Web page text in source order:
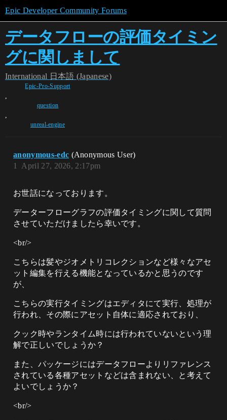
Epic Developer Community Forums
データフローの評価タイミン
グに関しまして
International 日本語 (Japanese)
Epic-Pro-Support
,
question
,
unreal-engine
anonymous-edc (Anonymous User)
April 27, 2026, 2:17pm
1
お世話になっております。
データーフローグラフの評価タイミングに関して質問
させていただけましたら幸いです。
<br/>
こちらは髪やジオメトリコレクションなど様々なアセ
ット編集を行える機能となっているかと思うのです
が、
こちらの実行タイミングはエディタにて実行、処理が
行われ、その際にアセット自体に適応されており、
クック時やランタイム時には行われていないという理
解で正しいでしょうか？
また、パッケージにはデータフローよりリファレンス
されている各種アセットなどは含まれない、と考えて
よいでしょうか？
<br/>